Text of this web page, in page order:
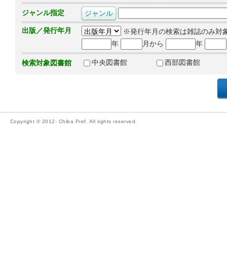
ジャンル指定
出版／発行年月
※発行年月の検索は雑誌のみ対
年
月から 年
検索対象図書館 中央図書館 西部図書館
Copyright © 2012- Chiba Pref. All rights reserved.